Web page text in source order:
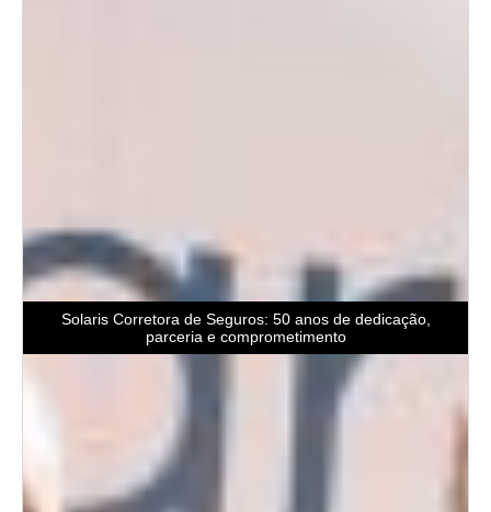
content/uploads/2020/11/solaris342-300×169.jpg” data-
large-file=”https://diariodamanha.com/wp-
content/uploads/2020/11/solaris342-1024×576.jpg”/>
Solaris Corretora de Seguros: 50 anos de dedicação,
parceria e comprometimento